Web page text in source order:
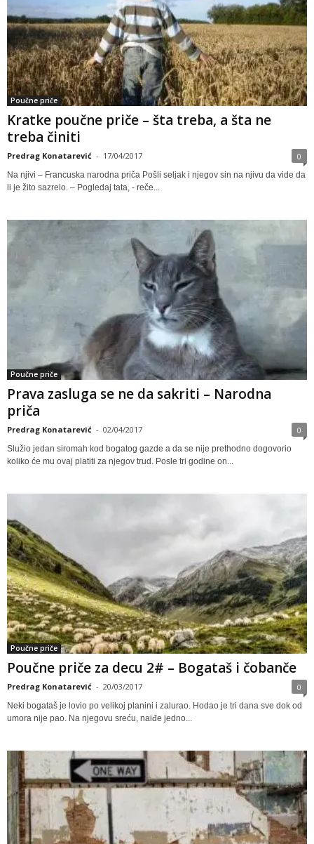
Poučne priče
Kratke poučne priče – šta treba, a šta ne
treba činiti
Predrag Konatarević - 17/04/2017 0
Na njivi – Francuska narodna priča Pošli seljak i njegov sin na njivu da vide da
li je žito sazrelo. – Pogledaj tata, - reče...
Poučne priče
Prava zasluga se ne da sakriti – Narodna
priča
Predrag Konatarević - 02/04/2017 0
Služio jedan siromah kod bogatog gazde a da se nije prethodno dogovorio
koliko će mu ovaj platiti za njegov trud. Posle tri godine on...
Poučne priče
Poučne priče za decu 2# – Bogataš i čobanče
Predrag Konatarević - 20/03/2017 0
Neki bogataš je lovio po velikoj planini i zalurao. Hodao je tri dana sve dok od
umora nije pao. Na njegovu sreću, naiđe jedno...